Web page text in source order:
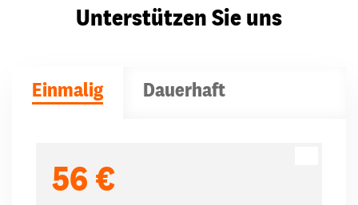
Unterstützen Sie uns
Einmalig Dauerhaft
56 €